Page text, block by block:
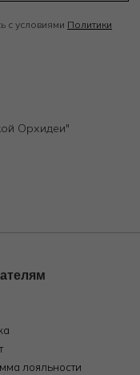
с условиями Политики
Орхидеи"
лояльности